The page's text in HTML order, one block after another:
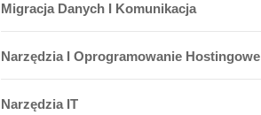
Migracja Danych I Komunikacja
Narzędzia I Oprogramowanie Hostingowe
Narzędzia IT